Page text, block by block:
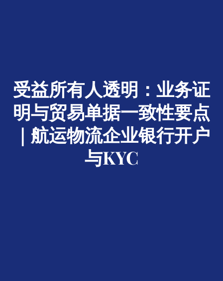
受益所有人透明：业务证
明与贸易单据一致性要点
｜航运物流企业银行开户
与KYC